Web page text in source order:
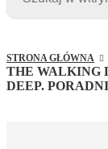
STRONA GŁÓWNA
THE WALKING
DEEP.